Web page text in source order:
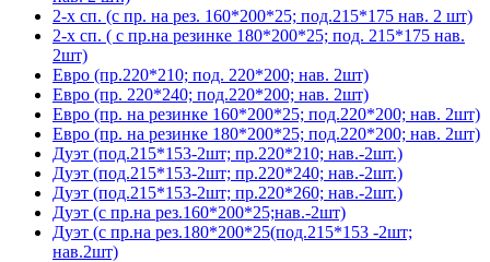
2-х сп. (с пр. на рез. 160*200*25; под.215*175 нав. 2 шт)
2-х сп. ( с пр.на резинке 180*200*25; под. 215*175 нав.
2шт)
Евро (пр.220*210; под. 220*200; нав. 2шт)
Евро (пр. 220*240; под.220*200; нав. 2шт)
Евро (пр. на резинке 160*200*25; под.220*200; нав. 2шт)
Евро (пр. на резинке 180*200*25; под.220*200; нав. 2шт)
Дуэт (под.215*153-2шт; пр.220*210; нав.-2шт.)
Дуэт (под.215*153-2шт; пр.220*240; нав.-2шт.)
Дуэт (под.215*153-2шт; пр.220*260; нав.-2шт.)
Дуэт (с пр.на рез.160*200*25;нав.-2шт)
Дуэт (с пр.на рез.180*200*25(под.215*153 -2шт;
нав.2шт)